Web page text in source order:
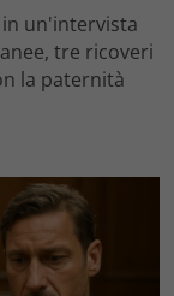
in un'intervista
tre ricoveri
la paternità